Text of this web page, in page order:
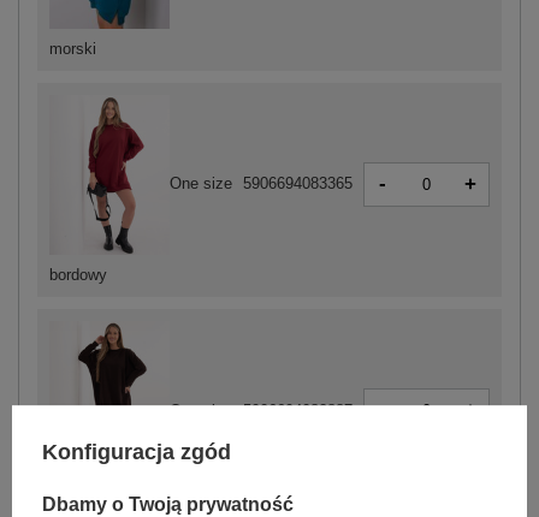
bordowy
One size 5906694083365 - +
ciemny brązowy
One size 5906694082887 - +
morski
Konfiguracja zgód
Dbamy o Twoją prywatność